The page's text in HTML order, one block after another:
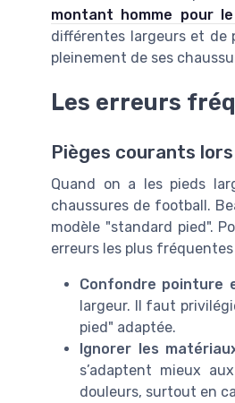
montant homme pour
différentes largeurs et
pleinement de ses
Les erreurs
Pièges courants
Quand on a les pieds
chaussures de football.
modèle "standard pied".
erreurs les plus
Confondre pointure
largeur. Il faut
pied" adaptée.
Ignorer les
s’adaptent mieux
douleurs, surtout en